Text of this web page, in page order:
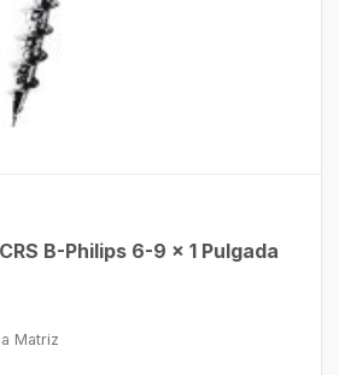
B-Philips 6-9 x 1 Pulgada
Matriz